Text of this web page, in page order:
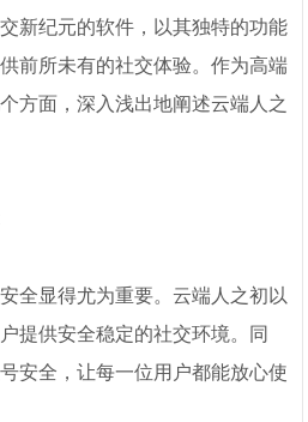
新纪元的软件，以其独特的功能
前所未有的社交体验。作为高端
方面，深入浅出地阐述云端人之
全显得尤为重要。云端人之初以
提供安全稳定的社交环境。同
安全，让每一位用户都能放心使